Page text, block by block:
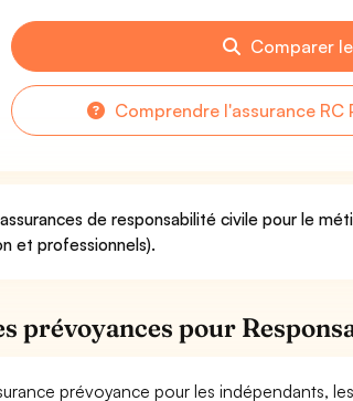
Comparer
Comprendre l'assurance RC
de responsabilité civile pour le
et professionnels).
prévoyances pour
prévoyance pour les indépendants,